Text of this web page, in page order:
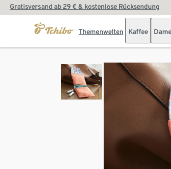
Gratisversand ab 29 € & kostenlose Rücksendung
Themenwelten Kaffee